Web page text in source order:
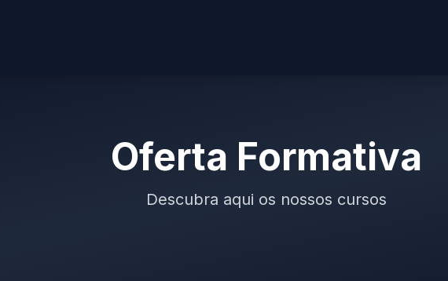
Oferta Formativa
Descubra aqui os nossos cursos